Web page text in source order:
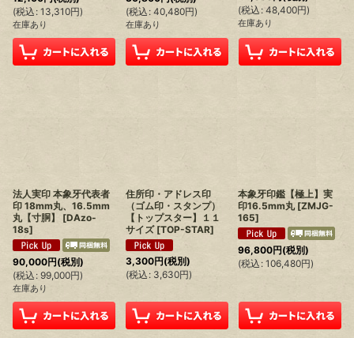
(税込 : 13,310円)
在庫あり
(税込 : 40,480円)
在庫あり
(税込 : 48,400円)
在庫あり
法人実印 本象牙代表者
印 18mm丸、16.5mm
丸【寸胴】
[DAzo-
18s]
90,000円(税別)
(税込 : 99,000円)
在庫あり
住所印・アドレス印
（ゴム印・スタンプ）
【トップスター】１１
サイズ [TOP-STAR]
3,300円(税別)
(税込 : 3,630円)
本象牙印鑑【極上】実
印16.5mm丸 [ZMJG-
165]
96,800円(税別)
(税込 : 106,480円)